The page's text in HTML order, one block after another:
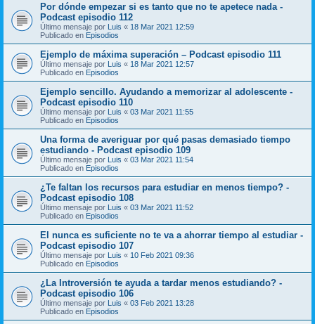
Por dónde empezar si es tanto que no te apetece nada -
Podcast episodio 112
Último mensaje por Luis « 18 Mar 2021 12:59
Publicado en Episodios
Ejemplo de máxima superación – Podcast episodio 111
Último mensaje por Luis « 18 Mar 2021 12:57
Publicado en Episodios
Ejemplo sencillo. Ayudando a memorizar al adolescente -
Podcast episodio 110
Último mensaje por Luis « 03 Mar 2021 11:55
Publicado en Episodios
Una forma de averiguar por qué pasas demasiado tiempo
estudiando - Podcast episodio 109
Último mensaje por Luis « 03 Mar 2021 11:54
Publicado en Episodios
¿Te faltan los recursos para estudiar en menos tiempo? -
Podcast episodio 108
Último mensaje por Luis « 03 Mar 2021 11:52
Publicado en Episodios
El nunca es suficiente no te va a ahorrar tiempo al estudiar -
Podcast episodio 107
Último mensaje por Luis « 10 Feb 2021 09:36
Publicado en Episodios
¿La Introversión te ayuda a tardar menos estudiando? -
Podcast episodio 106
Último mensaje por Luis « 03 Feb 2021 13:28
Publicado en Episodios